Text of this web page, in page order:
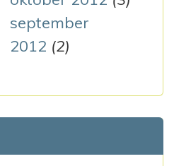
september
2012 (2)